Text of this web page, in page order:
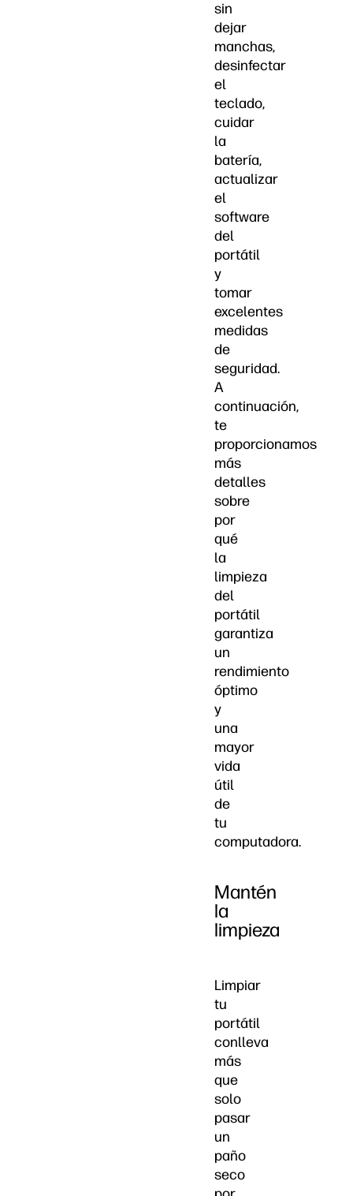
sin
dejar
manchas,
desinfectar
el
teclado,
cuidar
la
batería,
actualizar
el
software
del
portátil
y
tomar
excelentes
medidas
de
seguridad.
A
continuación,
te
proporcionamos
más
detalles
sobre
por
qué
la
limpieza
del
portátil
garantiza
un
rendimiento
óptimo
y
una
mayor
vida
útil
de
tu
computadora.
Mantén
la
limpieza
Limpiar
tu
portátil
conlleva
más
que
solo
pasar
un
paño
seco